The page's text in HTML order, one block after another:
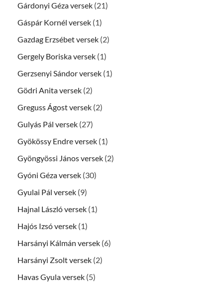
Gárdonyi Géza versek (21)
Gáspár Kornél versek (1)
Gazdag Erzsébet versek (2)
Gergely Boriska versek (1)
Gerzsenyi Sándor versek (1)
Gödri Anita versek (2)
Greguss Ágost versek (2)
Gulyás Pál versek (27)
Gyökössy Endre versek (1)
Gyöngyössi János versek (2)
Gyóni Géza versek (30)
Gyulai Pál versek (9)
Hajnal László versek (1)
Hajós Izsó versek (1)
Harsányi Kálmán versek (6)
Harsányi Zsolt versek (2)
Havas Gyula versek (5)